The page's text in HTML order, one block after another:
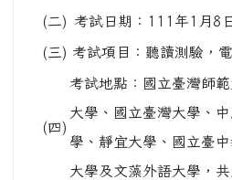
(二) 考試日期：111年1月8
(三) 考試項目：聽讀測驗，
(四)
考試地點：國立臺灣師
大學、國立臺灣大學、
學、靜宜大學、國立臺
大學及文藻外語大學，共